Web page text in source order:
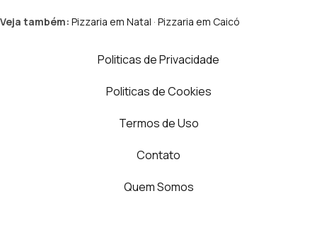
Veja também: Pizzaria em Natal · Pizzaria em Caicó
Politicas de Privacidade
Politicas de Cookies
Termos de Uso
Contato
Quem Somos